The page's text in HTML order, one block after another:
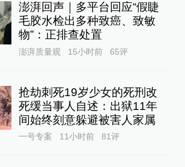
澎湃回声｜多平台回应“假睫
毛胶水检出多种致癌、致敏
物”：正排查处置
澎湃质量观 15小时前 65评
抢劫刺死19岁少女的死刑改
死缓当事人自述：出狱11年
间始终刻意躲避被害人家属
一号专案 11小时前 81评